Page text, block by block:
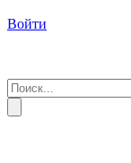
Войти